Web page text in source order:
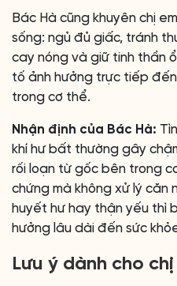
Bác Hà cũng khuyên chị
sống: ngủ đủ giấc, tránh
cay nóng và giữ tinh thần
tố ảnh hưởng trực tiếp
trong cơ thể.
Nhận định của Bác Hà:
khí hư bất thường gây
rối loạn từ gốc bên trong
chứng mà không xử lý căn
huyết hư hay thận yếu thì
hưởng lâu dài đến sức
Lưu ý dành cho chị